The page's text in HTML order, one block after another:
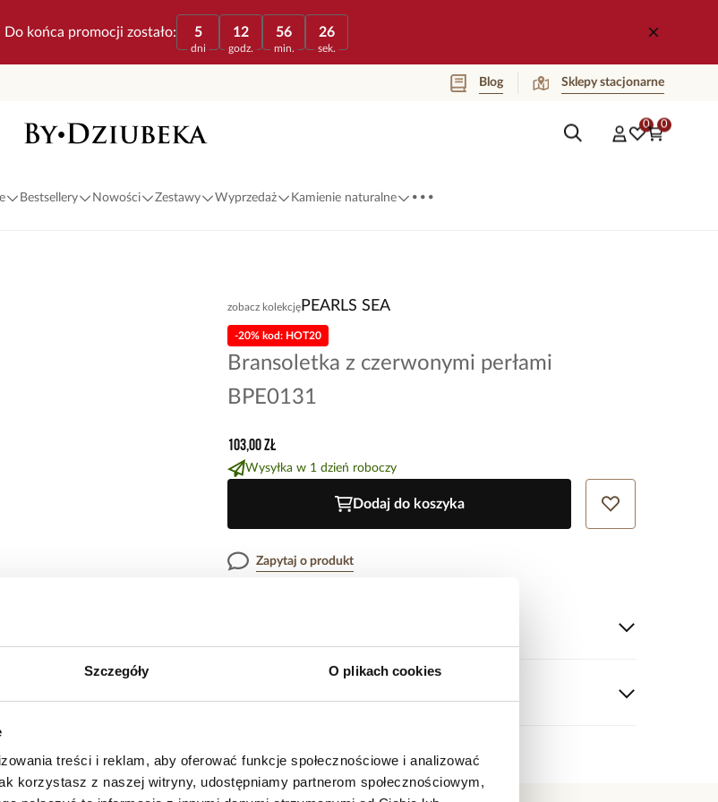
Szczegóły O plikach cookies
treści i reklam, aby oferować funkcje społecznościowe i analizować
korzystasz z naszej witryny, udostępniamy partnerom społecznościowym,
końca promocji zostało: 5
dni
12
godz.
56
min.
26
sek.
Blog Sklepy stacjonarne
0 0
Bestsellery Nowości Zestawy Wyprzedaż Kamienie naturalne ...
zobacz kolekcję PEARLS SEA
Bransoletka z czerwonymi perłami
BPE0131
-20% kod: HOT20
103,00 zł
Wysyłka w 1 dzień roboczy
Dodaj do koszyka
Zapytaj o produkt
Surowiec: stal szlachetna.
Kolor pereł: czerwony.
Średnica bransoletki: 5,30 cm bez rozciągania.
Brak opinii
Jeszcze nikt nie ocenił tego produktu.